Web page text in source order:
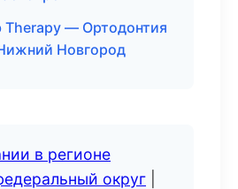
— Ортодонтия
Новгород
в регионе
округ